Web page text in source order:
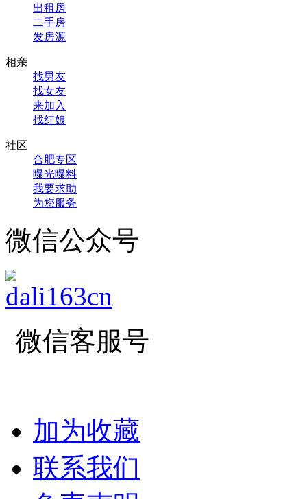
出租房
二手房
发房源
相亲
找男友
找女友
来加入
找红娘
社区
合肥专区
曝光曝料
我要求助
为您服务
微信公众号
微信客服号
加为收藏
联系我们